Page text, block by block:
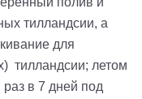
тилландсии, а
для
) тилландсии; летом
в 7 дней под